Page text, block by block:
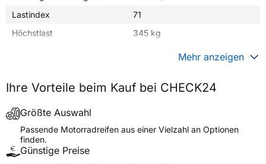
Lastindex
71
Höchstlast
345 kg
Fahrzeugtyp
Motorrad
Verwendung
Modellname
D404 REAR
Reifenposition
Mehr anzeigen
Ihre Vorteile beim Kauf bei CHECK24
Größte Auswahl
Passende Motorradreifen aus einer Vielzahl an Optionen
finden.
Günstige Preise